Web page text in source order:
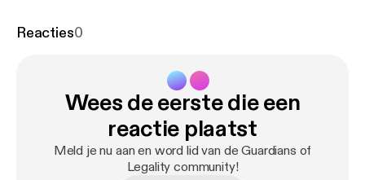
episode we will talk about why Cap and Hydra is a
Reacties0
Wees de eerste die een
reactie plaatst
Meld je nu aan en word lid van de Guardians of
Legality community!